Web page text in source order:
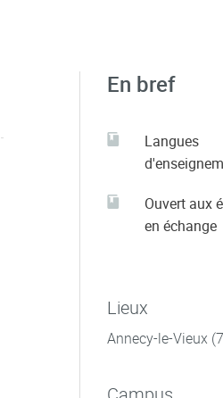
En bref
Langues
Ouvert aux
en échange
Lieux
Annecy-le-Vieux